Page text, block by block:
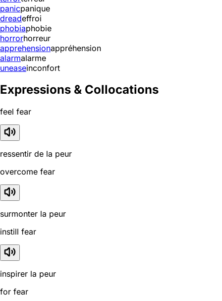
panicpanique
dreadeffroi
phobiaphobie
horrorhorreur
apprehensionappréhension
alarmalarme
uneaseinconfort
Expressions & Collocations
feel fear
ressentir de la peur
overcome fear
surmonter la peur
instill fear
inspirer la peur
for fear